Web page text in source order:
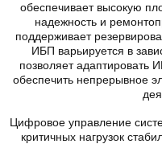
обеспечивает высокую
надежность и
поддерживает
ИБП варьируется в
позволяет адаптировать
обеспечить непрерывное
Цифровое управление
критичных нагрузок